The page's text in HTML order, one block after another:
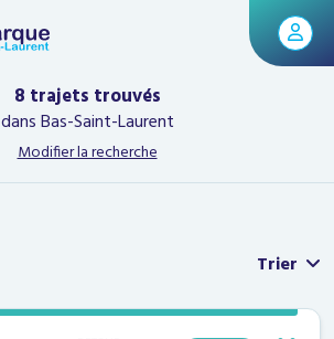
8 trajets trouvés
dans Bas-Saint-Laurent
Modifier la recherche
Trier